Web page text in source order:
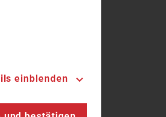
einblenden